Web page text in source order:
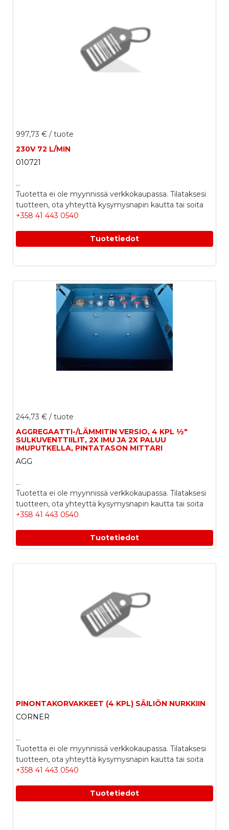
997,73 € / tuote
230V 72 L/MIN
010721
...
Tuotetta ei ole myynnissä verkkokaupassa. Tilataksesi
tuotteen, ota yhteyttä kysymysnapin kautta tai soita
+358 41 443 0540
Tuotetiedot
244,73 € / tuote
AGGREGAATTI-/LÄMMITIN VERSIO, 4 KPL ½"
SULKUVENTTIILIT, 2X IMU JA 2X PALUU
IMUPUTKELLA, PINTATASON MITTARI
AGG
...
Tuotetta ei ole myynnissä verkkokaupassa. Tilataksesi
tuotteen, ota yhteyttä kysymysnapin kautta tai soita
+358 41 443 0540
Tuotetiedot
PINONTAKORVAKKEET (4 KPL) SÄILIÖN NURKKIIN
CORNER
...
Tuotetta ei ole myynnissä verkkokaupassa. Tilataksesi
tuotteen, ota yhteyttä kysymysnapin kautta tai soita
+358 41 443 0540
Tuotetiedot